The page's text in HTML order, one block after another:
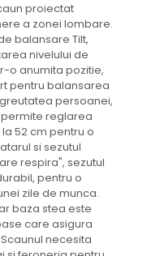
proiectat
a zonei lombare.
balansare Tilt,
nivelului de
o anumita pozitie,
pentru balansarea
persoanei,
reglarea
52 cm pentru o
si sezutul
respira", sezutul
pentru o
zile de munca.
baza stea este
care asigura
necesita